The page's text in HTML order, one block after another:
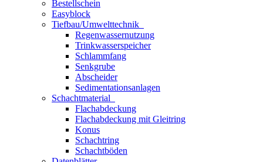
Bestellschein
Easyblock
Tiefbau/Umwelttechnik
Regenwassernutzung
Trinkwasserspeicher
Schlammfang
Senkgrube
Abscheider
Sedimentationsanlagen
Schachtmaterial
Flachabdeckung
Flachabdeckung mit Gleitring
Konus
Schachtring
Schachtböden